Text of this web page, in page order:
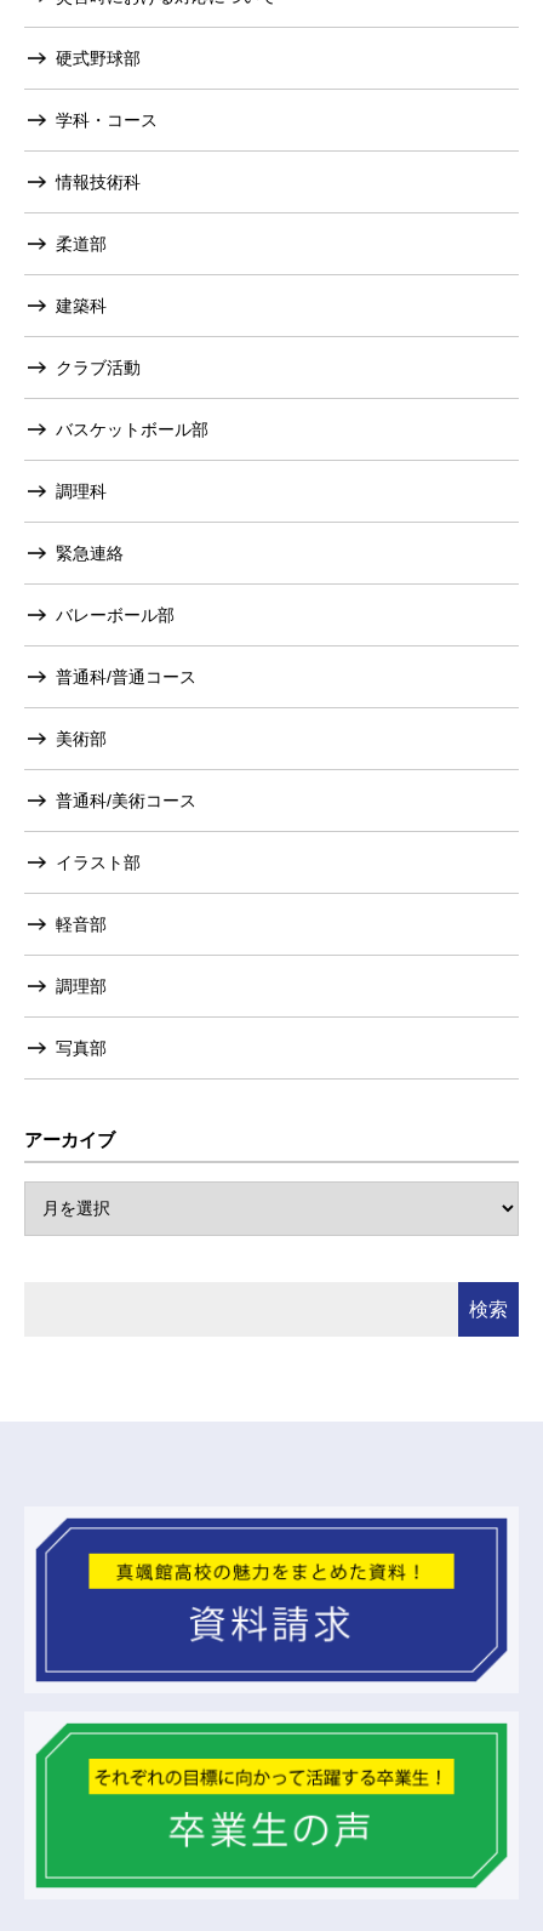
硬式野球部
学科・コース
情報技術科
柔道部
建築科
クラブ活動
バスケットボール部
調理科
緊急連絡
バレーボール部
普通科/普通コース
美術部
普通科/美術コース
イラスト部
軽音部
調理部
写真部
アーカイブ